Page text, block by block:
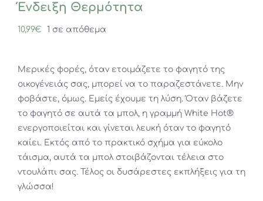
Ένδειξη Θερμότητα
10,99€ 1 σε απόθεμα
Μερικές φορές, όταν ετοιμάζετε το φαγητό της
οικογένειάς σας, μπορεί να το παραζεστάνετε. Μην
φοβάστε, όμως. Εμείς έχουμε τη λύση. Όταν βάζετε
το φαγητό σε αυτά τα μπολ, η γραμμή White Hot®
ενεργοποιείται και γίνεται λευκή όταν το φαγητό
καίει. Εκτός από το πρακτικό σχήμα για εύκολο
τάισμα, αυτά τα μπολ στοιβάζονται τέλεια στο
ντουλάπι σας. Τέλος οι δυσάρεστες εκπλήξεις για τη
γλώσσα!